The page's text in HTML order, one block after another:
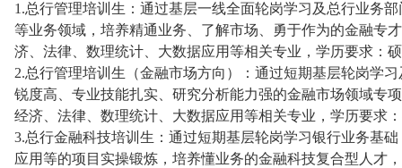
1.总行管理培训生：通过基层一线全面轮岗学习及总行业务
等业务领域，培养精通业务、了解市场、勇于作为的金融专
济、法律、数理统计、大数据应用等相关专业，学历要求：
2.总行管理培训生（金融市场方向）：通过短期基层轮岗学
锐度高、专业技能扎实、研究分析能力强的金融市场领域专
经济、法律、数理统计、大数据应用等相关专业，学历要求
3.总行金融科技培训生：通过短期基层轮岗学习银行业务基
应用等的项目实操锻炼，培养懂业务的金融科技复合型人才